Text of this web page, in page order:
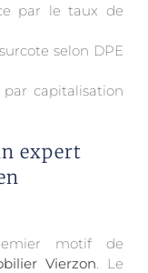
par le taux de
selon DPE
capitalisation
expert
motif de
Vierzon . Le